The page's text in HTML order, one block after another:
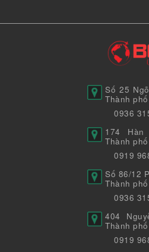
Số 25
Thành
0936
174 Hàn
Thành
0919
Số 86/12
Thành
0936
404
Thành
0919